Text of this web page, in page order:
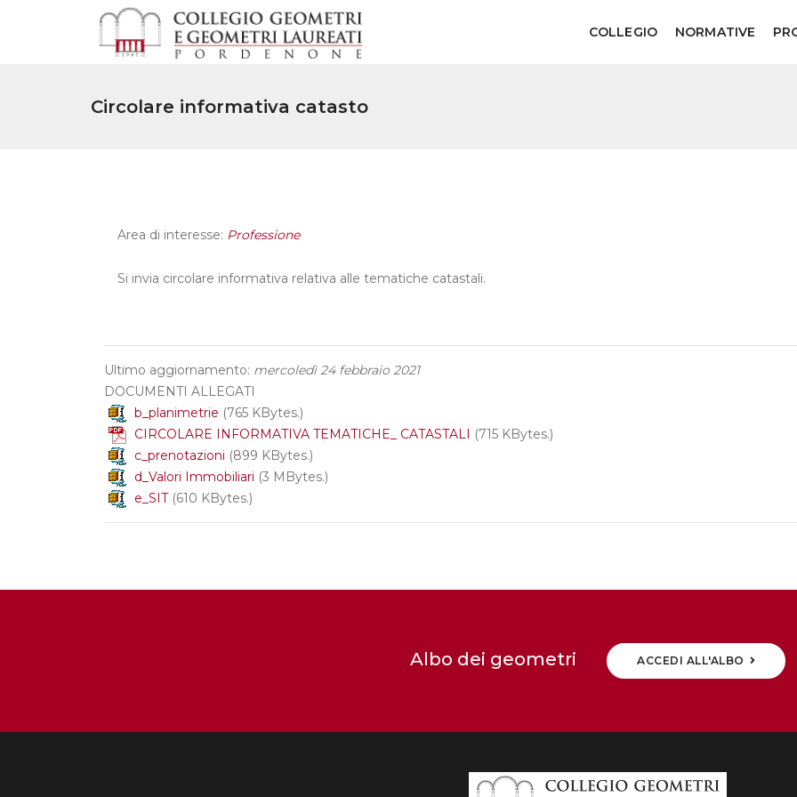
COLLEGIO NORMATIVE
Circolare informativa catasto
Area di interesse: Professione
Si invia circolare informativa relativa alle tematiche catastali.
Ultimo aggiornamento: mercoledì 24 febbraio 2021
DOCUMENTI ALLEGATI
b_planimetrie (765 KBytes.)
CIRCOLARE INFORMATIVA TEMATICHE_ CATASTALI (715 KBytes.)
c_prenotazioni (899 KBytes.)
d_Valori Immobiliari (3 MBytes.)
e_SIT(610 KBytes.)
Albo dei geometri ACCEDI ALL'ALBO